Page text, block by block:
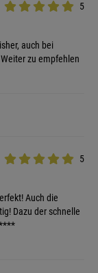
5
auch bei
zu empfehlen
5
Auch die
Dazu der schnelle